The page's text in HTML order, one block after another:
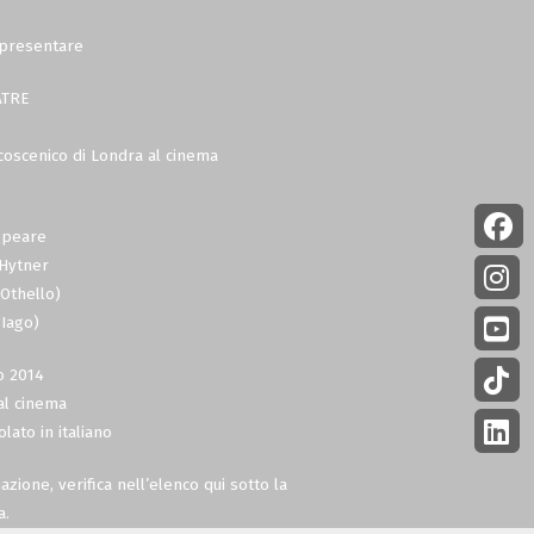
di Londra al cinema
2014
cinema
in italiano
verifica nell’elenco qui sotto la